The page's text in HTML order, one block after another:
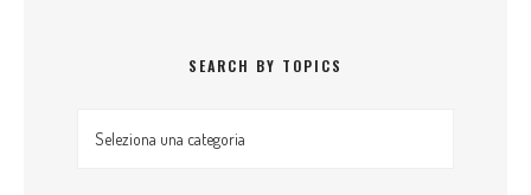
SEARCH BY TOPICS
Search by topics